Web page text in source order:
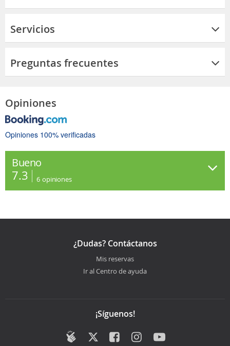
Servicios
Preguntas frecuentes
Opiniones
Opiniones 100% verificadas
Bueno
7.3 6 opiniones
¿Dudas? Contáctanos
Mis reservas
Ir al Centro de ayuda
¡Síguenos!